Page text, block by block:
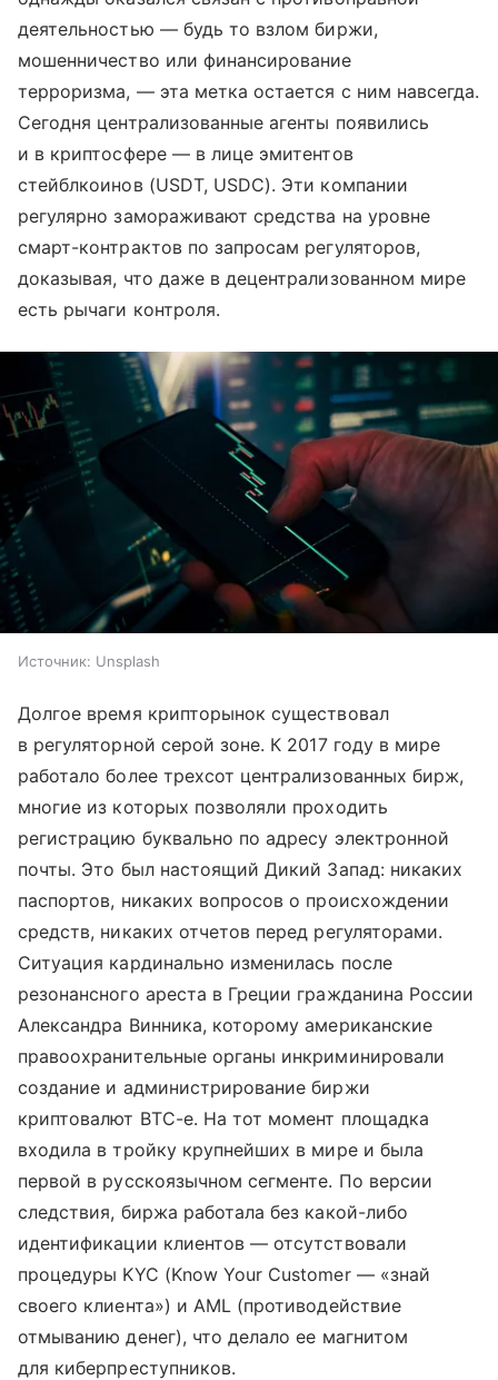
деятельностью — будь то взлом биржи,
мошенничество или финансирование
терроризма, — эта метка остается с ним навсегда.
Сегодня централизованные агенты появились
и в криптосфере — в лице эмитентов
стейблкоинов (USDT, USDC). Эти компании
регулярно замораживают средства на уровне
смарт-контрактов по запросам регуляторов,
доказывая, что даже в децентрализованном мире
есть рычаги контроля.
Источник: Unsplash
Долгое время крипторынок существовал
в регуляторной серой зоне. К 2017 году в мире
работало более трехсот централизованных бирж,
многие из которых позволяли проходить
регистрацию буквально по адресу электронной
почты. Это был настоящий Дикий Запад: никаких
паспортов, никаких вопросов о происхождении
средств, никаких отчетов перед регуляторами.
Ситуация кардинально изменилась после
резонансного ареста в Греции гражданина России
Александра Винника, которому американские
правоохранительные органы инкриминировали
создание и администрирование биржи
криптовалют BTC-e. На тот момент площадка
входила в тройку крупнейших в мире и была
первой в русскоязычном сегменте. По версии
следствия, биржа работала без какой-либо
идентификации клиентов — отсутствовали
процедуры KYC (Know Your Customer — «знай
своего клиента») и AML (противодействие
отмыванию денег), что делало ее магнитом
для киберпреступников.